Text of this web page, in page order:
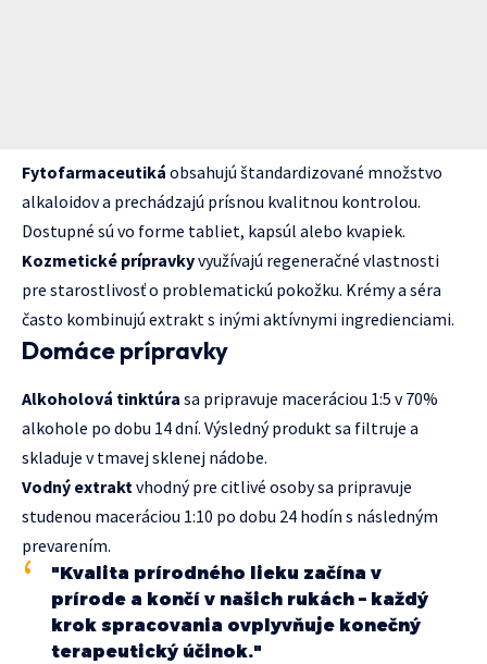
Fytofarmaceutiká obsahujú štandardizované množstvo
alkaloidov a prechádzajú prísnou kvalitnou kontrolou.
Dostupné sú vo forme tabliet, kapsúl alebo kvapiek.
Kozmetické prípravkyvyužívajú regeneračné vlastnosti
pre starostlivosť o problematickú pokožku. Krémy a séra
často kombinujú extrakt s inými aktívnymi ingredienciami.
Domáce prípravky
Alkoholová tinktúra sa pripravuje maceráciou 1:5 v 70%
alkohole po dobu 14 dní. Výsledný produkt sa filtruje a
skladuje v tmavej sklenej nádobe.
Vodný extraktvhodný pre citlivé osoby sa pripravuje
studenou maceráciou 1:10 po dobu 24 hodín s následným
prevarením.
"Kvalita prírodného lieku začína v
prírode a končí v našich rukách – každý
krok spracovania ovplyvňuje konečný
terapeutický účinok."